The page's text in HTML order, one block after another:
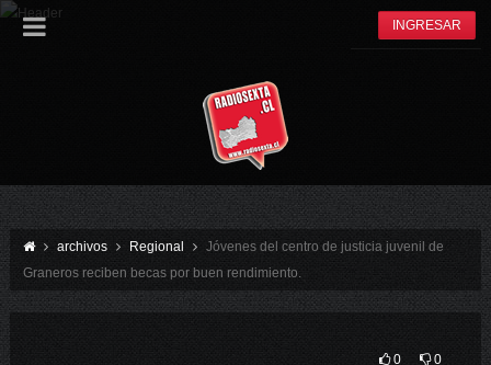
INGRESAR
archivos Regional
Jóvenes del centro de justicia juvenil de
Graneros reciben becas por buen rendimiento.
0 0